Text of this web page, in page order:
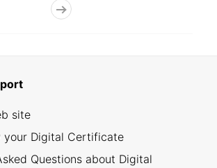
site
your Digital Certificate
Questions about Digital